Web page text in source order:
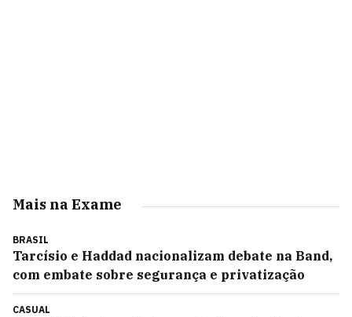
Mais na Exame
BRASIL
Tarcísio e Haddad nacionalizam debate na Band,
com embate sobre segurança e privatização
CASUAL